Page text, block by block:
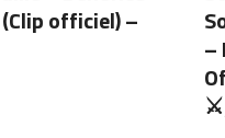
officiel) –
–
⚔